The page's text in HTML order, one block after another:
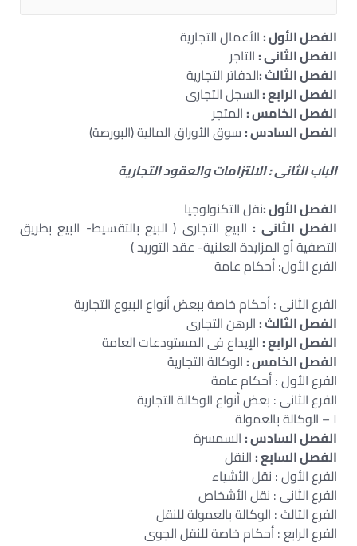
الفصل الأول :الأعمال التجارية
الفصل الثانى :التاجر
الفصل الثالث :الدفاتر التجارية
الفصل الرابع :السجل التجارى
الفصل الخامس :المتجر
الفصل السادس :سوق الأوراق المالية (البورصة)
الباب الثانى : الالتزامات والعقود التجارية
الفصل الأول :نقل التكنولوجيا
الفصل الثانى :البيع التجارى ( البيع بالتقسيط- البيع بطريق
التصفية أو المزايدة العلنية- عقد التوريد )
الفرع الأول: أحكام عامة
الفرع الثانى : أحكام خاصة ببعض أنواع البيوع التجارية
الفصل الثالث :الرهن التجارى
الفصل الرابع :الإيداع فى المستودعات العامة
الفصل الخامس :الوكالة التجارية
الفرع الأول : أحكام عامة
الفرع الثانى : بعض أنواع الوكالة التجارية
١ – الوكالة بالعمولة
الفصل السادس :السمسرة
الفصل السابع :النقل
الفرع الأول : نقل الأشياء
الفرع الثانى : نقل الأشخاص
الفرع الثالث : الوكالة بالعمولة للنقل
الفرع الرابع : أحكام خاصة للنقل الجوى